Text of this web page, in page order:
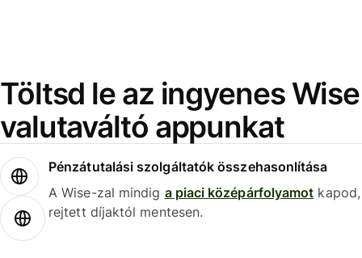
Töltsd le az ingyenes Wise
valutaváltó appunkat
Pénzátutalási szolgáltatók összehasonlítása
A Wise-zal mindig a piaci középárfolyamot kapod,
rejtett díjaktól mentesen.